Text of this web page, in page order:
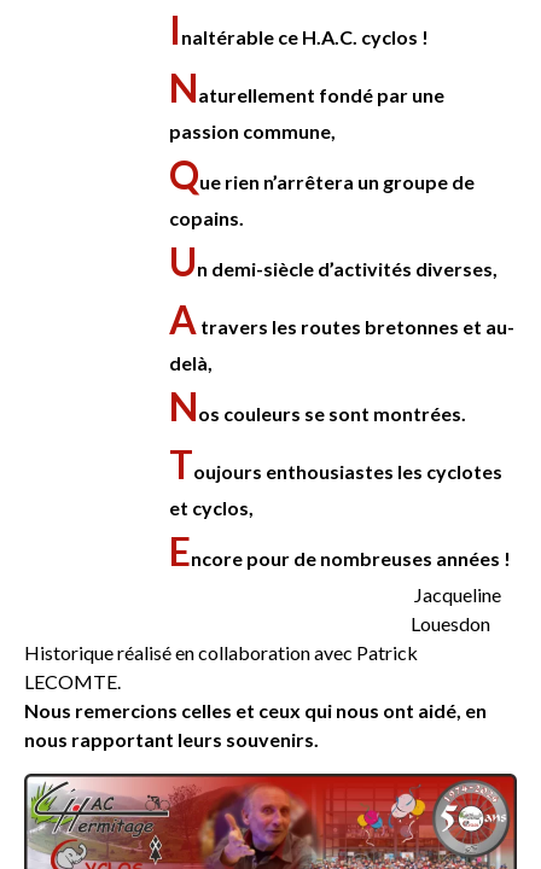
I naltérable ce H.A.C. cyclos !
Naturellement fondé par une
passion commune,
Que rien n’arrêtera un groupe de
copains.
Un demi-siècle d’activités diverses,
A travers les routes bretonnes et au-
delà,
Nos couleurs se sont montrées.
Toujours enthousiastes les cyclotes
et cyclos,
Encore pour de nombreuses années !
Jacqueline
Louesdon
Historique réalisé en collaboration avec Patrick
LECOMTE.
Nous remercions celles et ceux qui nous ont aidé, en
nous rapportant leurs souvenirs.